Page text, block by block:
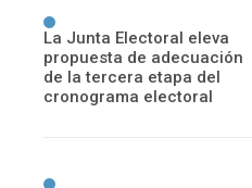
La Junta Electoral eleva
propuesta de adecuación
de la tercera etapa del
cronograma electoral